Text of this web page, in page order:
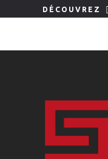
DÉCOUVREZ